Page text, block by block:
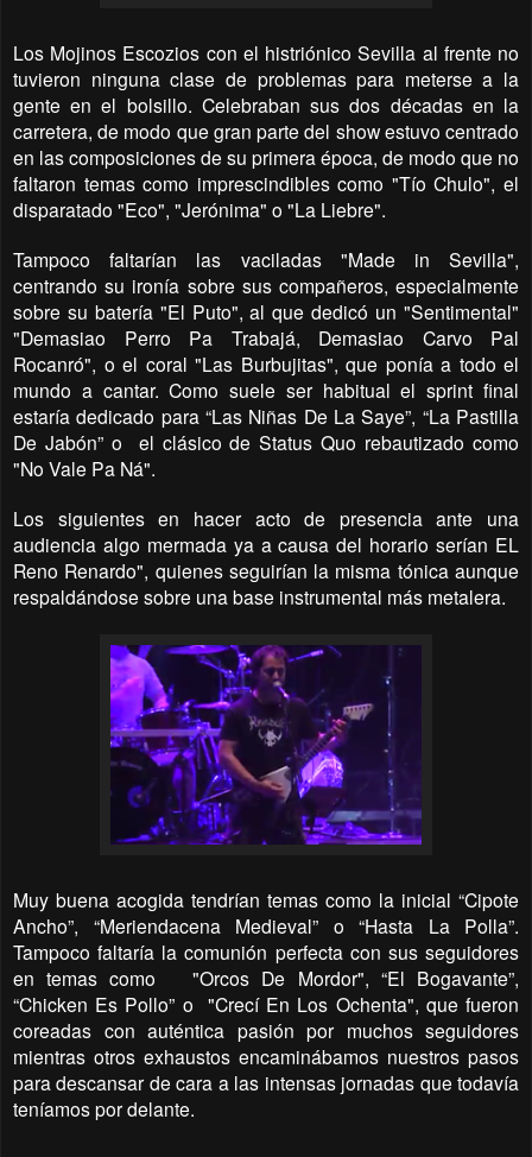
Los Mojinos Escozios con el histriónico Sevilla al frente no
tuvieron ninguna clase de problemas para meterse a la
gente en el bolsillo. Celebraban sus dos décadas en la
carretera, de modo que gran parte del show estuvo centrado
en las composiciones de su primera época, de modo que no
faltaron temas como imprescindibles como "Tío Chulo", el
disparatado "Eco", "Jerónima" o "La Liebre".
Tampoco faltarían las vaciladas "Made in Sevilla",
centrando su ironía sobre sus compañeros, especialmente
sobre su batería "El Puto", al que dedicó un "Sentimental"
"Demasiao Perro Pa Trabajá, Demasiao Carvo Pal
Rocanró", o el coral "Las Burbujitas", que ponía a todo el
mundo a cantar. Como suele ser habitual el sprint final
estaría dedicado para “Las Niñas De La Saye”, “La Pastilla
De Jabón” o
el clásico de Status Quo rebautizado como
"No Vale Pa Ná".
Los siguientes en hacer acto de presencia ante una
audiencia algo mermada ya a causa del horario serían EL
Reno Renardo", quienes seguirían la misma tónica aunque
respaldándose sobre una base instrumental más metalera.
Muy buena acogida tendrían temas como la inicial “Cipote
Ancho”, “Meriendacena Medieval” o “Hasta La Polla”.
Tampoco faltaría la comunión perfecta con sus seguidores
en temas como "Orcos De Mordor", “El Bogavante”,
“Chicken Es Pollo” o "Crecí En Los Ochenta", que fueron
coreadas con auténtica pasión por muchos seguidores
mientras otros exhaustos encaminábamos nuestros pasos
para descansar de cara a las intensas jornadas que todavía
teníamos por delante.